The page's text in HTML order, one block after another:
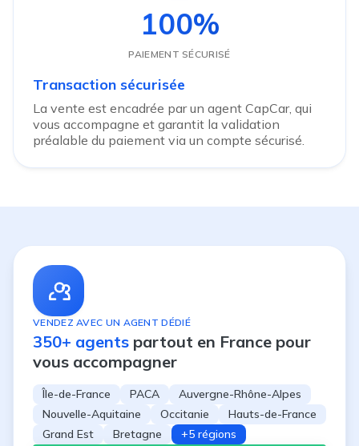
100%
PAIEMENT SÉCURISÉ
Transaction sécurisée
La vente est encadrée par un agent CapCar, qui
vous accompagne et garantit la validation
préalable du paiement via un compte sécurisé.
VENDEZ AVEC UN AGENT DÉDIÉ
350+ agents partout en France pour
vous accompagner
Île-de-France PACA
Auvergne-Rhône-Alpes
Nouvelle-Aquitaine
Occitanie
Hauts-de-France
Grand Est
Bretagne +5 régions